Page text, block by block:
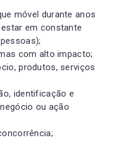
móvel durante anos
em constante
com alto impacto;
produtos, serviços
identificação e
ou ação